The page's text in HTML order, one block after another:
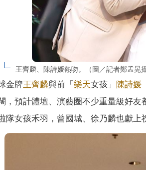
王齊麟、陳詩媛熱吻。（圖／記者鄭孟晃攝
金牌王齊麟與前「 樂天女孩」 陳詩媛
，預計體壇、演藝圈不少重量級好
隊女孩禾羽，曾國城、徐乃麟也獻上